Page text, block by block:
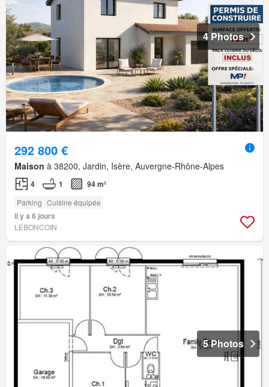
4 Photos
292 800 €
Maison à 38200, Jardin, Isère, Auvergne-Rhône-Alpes
4 1 94 m²
Parking Cuisine équipée
Il y a 6 jours
LEBONCOIN
5 Photos